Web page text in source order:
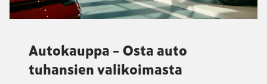
Autokauppa – Osta auto
tuhansien valikoimasta